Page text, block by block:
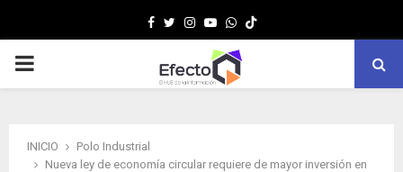
Facebook
TwitterInstagram
YoutubeWhatsapp
MENÚ
INICIO
Polo Industrial
Nueva ley de economía circular requiere de mayor inversión en